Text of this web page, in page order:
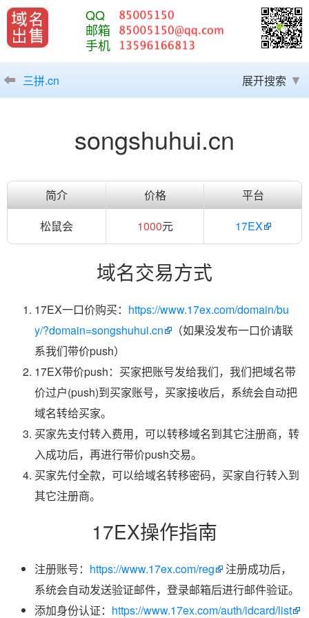
QQ
邮箱
手机
三拼.cn 展开搜索
songshuhui.cn
简介 价格
平台
松鼠会
1000元 17EX
域名交易方式
17EX一口价购买： https://www.17ex.com/domain/bu
y/?domain=songshuhui.cn
（如果没发布一口价请联
系我们带价push）
17EX带价push：买家把账号发给我们，我们把域名带
价过户(push)到买家账号，买家接收后，系统会自动把
域名转给买家。
买家先支付转入费用，可以转移域名到其它注册商，转
入成功后，再进行带价push交易。
买家先付全款，可以给域名转移密码，买家自行转入到
其它注册商。
17EX操作指南
注册账号： https://www.17ex.com/reg
注册成功后，
系统会自动发送验证邮件，登录邮箱后进行邮件验证。
添加身份认证： https://www.17ex.com/auth/idcard/list